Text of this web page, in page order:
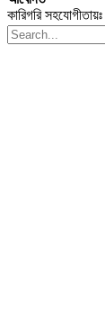
কারিগরি সহযোগীতায়ঃ